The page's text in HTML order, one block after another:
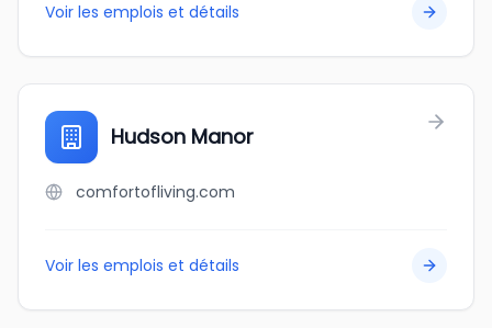
Voir les emplois et détails
Hudson Manor
comfortofliving.com
Voir les emplois et détails